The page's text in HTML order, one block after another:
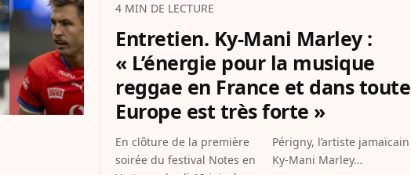
4 MIN DE LECTURE
Entretien. Ky-Mani Marley :
« L’énergie pour la musique
reggae en France et dans toute
Europe est très forte »
En clôture de la première
soirée du festival Notes en
Périgny, l’artiste jamaïcain
Ky-Mani Marley…